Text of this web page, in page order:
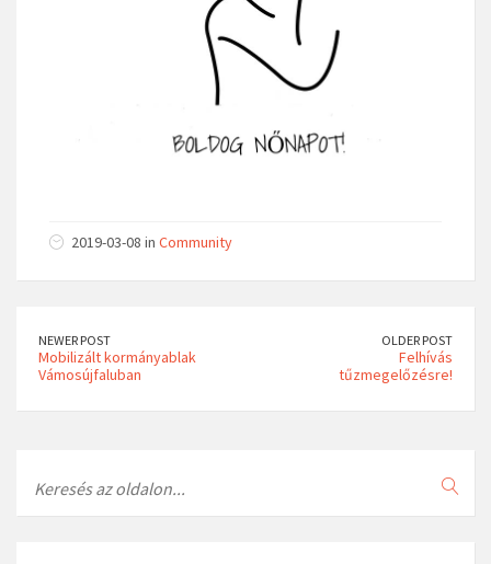
2019-03-08 in Community
NEWER POST
Mobilizált kormányablak
Vámosújfaluban
OLDER POST
Felhívás
tűzmegelőzésre!